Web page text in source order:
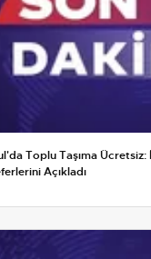
Toplu Taşıma
Açıkladı